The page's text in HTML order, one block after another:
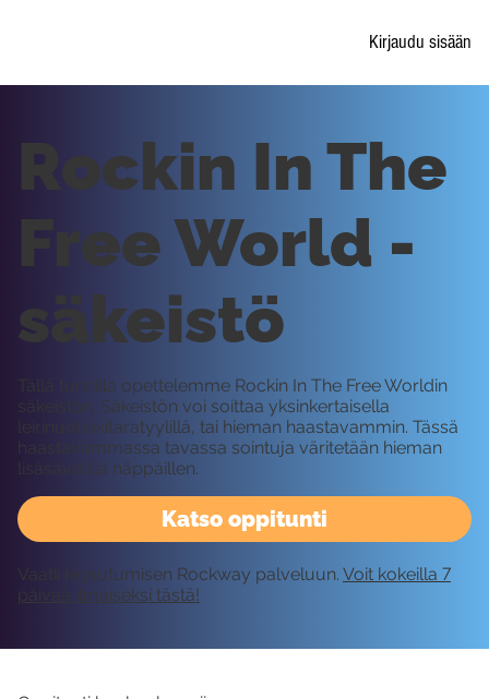
Kirjaudu sisään
Katso oppitunti
Rockin In The
Free World -
säkeistö
Tällä tunnilla opettelemme Rockin In The Free Worldin
säkeistön. Säkeistön voi soittaa yksinkertaisella
leirinuotiokitaratyylillä, tai hieman haastavammin. Tässä
haastavammassa tavassa sointuja väritetään hieman
lisäsävelillä näppäillen.
Vaatii kirjautumisen Rockway palveluun. Voit kokeilla 7
päivää ilmaiseksi tästä!